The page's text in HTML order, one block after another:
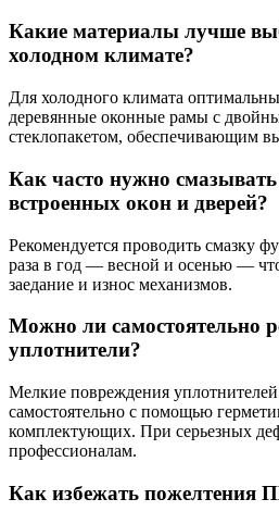
Какие материалы лучше
холодном климате?
Для холодного климата
деревянные оконные рамы с
стеклопакетом, обеспечивающим
Как часто нужно
встроенных окон и дверей?
Рекомендуется проводить смазку
раза в год — весной и осенью —
заедание и износ механизмов.
Можно ли самостоятельно
уплотнители?
Мелкие повреждения
самостоятельно с помощью
комплектующих. При серьезных
профессионалам.
Как избежать пожелтения